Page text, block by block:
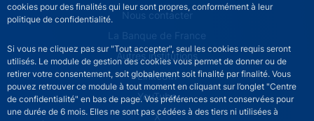
cookies pour des finalités qui leur sont propres, conformément à leur
politique de confidentialité.
Si vous ne cliquez pas sur "Tout accepter", seul les cookies requis seront
utilisés. Le module de gestion des cookies vous permet de donner ou de
retirer votre consentement, soit globalement soit finalité par finalité. Vous
pouvez retrouver ce module à tout moment en cliquant sur l’onglet "Centre
de confidentialité" en bas de page. Vos préférences sont conservées pour
une durée de 6 mois. Elles ne sont pas cédées à des tiers ni utilisées à
ACPR footer secondary menu (French)
Nous contacter
La Banque de France
Autres institutions
LinkedIn
YouTube
X